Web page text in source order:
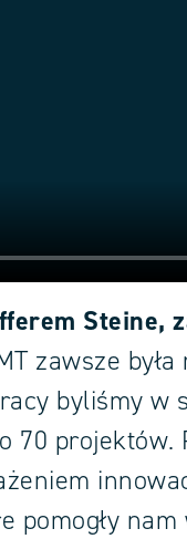
Steine,
zawsze
byliśmy w
70 projektów.
pomogły